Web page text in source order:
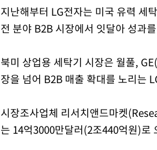
지난해부터 LG전자는 미국 유력 세
전 분야 B2B 시장에서 잇달아 성과
북미 상업용 세탁기 시장은 월풀,
장을 넘어 B2B 매출 확대를 노리는
시장조사업체 리서치앤드마켓
는 14억3000만달러(2조440억원)로